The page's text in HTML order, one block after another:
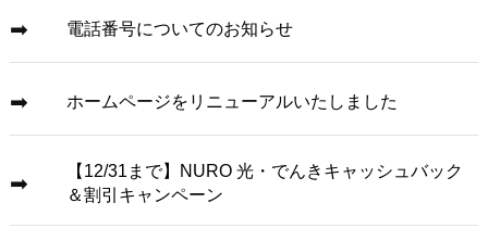
電話番号についてのお知らせ
ホームページをリニューアルいたしました
【12/31まで】NURO 光・でんきキャッシュバック
＆割引キャンペーン